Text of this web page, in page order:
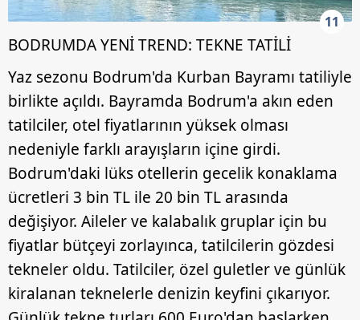
11
BODRUMDA YENİ TREND: TEKNE TATİLİ
Yaz sezonu Bodrum'da Kurban Bayramı tatiliyle
birlikte açıldı. Bayramda Bodrum'a akın eden
tatilciler, otel fiyatlarının yüksek olması
nedeniyle farklı arayışların içine girdi.
Bodrum'daki lüks otellerin gecelik konaklama
ücretleri 3 bin TL ile 20 bin TL arasında
değişiyor. Aileler ve kalabalık gruplar için bu
fiyatlar bütçeyi zorlayınca, tatilcilerin gözdesi
tekneler oldu. Tatilciler, özel guletler ve günlük
kiralanan teknelerle denizin keyfini çıkarıyor.